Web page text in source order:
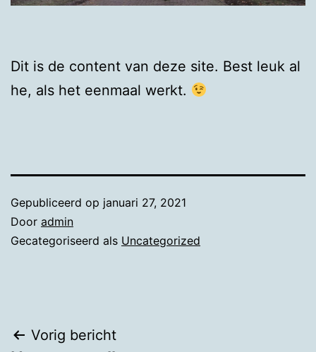
Dit is de content van deze site. Best leuk al
he, als het eenmaal werkt.
Gepubliceerd op januari 27, 2021
Door admin
Gecategoriseerd als Uncategorized
Bericht
Vorig bericht